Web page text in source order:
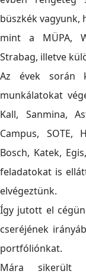
büszkék vagyunk,
mint a MÜPA,
Strabag, illetve
Az évek során
munkálatokat
Kall, Sanmina,
Campus, SOTE,
Bosch, Katek,
feladatokat is
elvégeztünk.
Így jutott el
cseréjének
portfóliónkat.
Mára sikerült